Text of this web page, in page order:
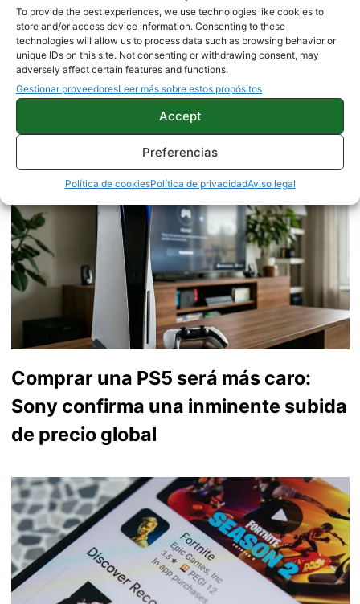
To provide the best experiences, we use technologies like cookies to
store and/or access device information. Consenting to these
technologies will allow us to process data such as browsing behavior or
unique IDs on this site. Not consenting or withdrawing consent, may
adversely affect certain features and functions.
Gestionar proveedoresLeer más sobre estos propósitos
Accept
Preferencias
Política de cookiesPolítica de privacidadAviso legal
Traduce cualquier juego en tu
Android con esta potente app: así es
Playtranslate
Comprar una PS5 será más caro:
Sony confirma una inminente subida
de precio global